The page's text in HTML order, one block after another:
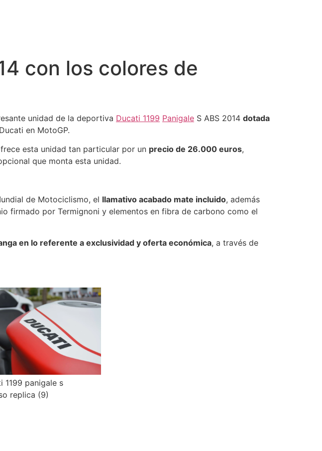
con los colores de
unidad de la deportiva Ducati 1199 Panigale S ABS 2014 dotada
en MotoGP.
esta unidad tan particular por un precio de 26.000 euros,
que monta esta unidad.
de Motociclismo, el llamativo acabado mate incluido, además
firmado por Termignoni y elementos en fibra de carbono como el
en lo referente a exclusividad y oferta económica, a través de